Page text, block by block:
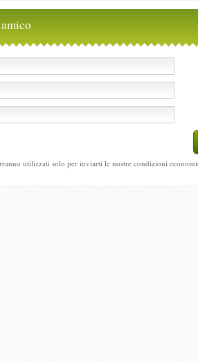
utilizzati solo per inviarti le nostre condizioni